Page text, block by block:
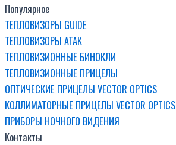
Популярное
ТЕПЛОВИЗОРЫ GUIDE
ТЕПЛОВИЗОРЫ ATAK
ТЕПЛОВИЗИОННЫЕ БИНОКЛИ
ТЕПЛОВИЗИОННЫЕ ПРИЦЕЛЫ
ОПТИЧЕСКИЕ ПРИЦЕЛЫ VECTOR OPTICS
КОЛЛИМАТОРНЫЕ ПРИЦЕЛЫ VECTOR OPTICS
ПРИБОРЫ НОЧНОГО ВИДЕНИЯ
Контакты